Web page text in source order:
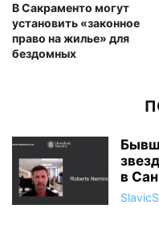
В Сакраменто могут
установить «законное
право на жилье» для
бездомных
в